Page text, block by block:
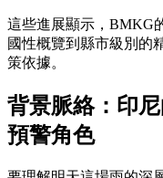
這些進展顯示，BMKG
國性概覽到縣市級別的
策依據。
背景脈絡：印
預警角色